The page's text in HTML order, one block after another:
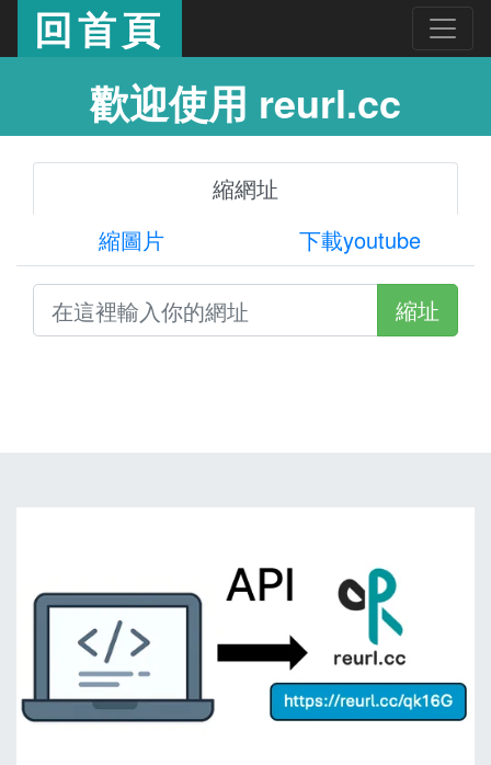
回首頁
歡迎使用 reurl.cc
縮網址
縮圖片
下載youtube
縮址